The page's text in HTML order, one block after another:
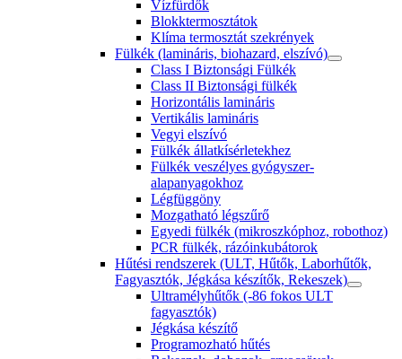
Vízfürdők
Blokktermosztátok
Klíma termosztát szekrények
Fülkék (lamináris, biohazard, elszívó)
Class I Biztonsági Fülkék
Class II Biztonsági fülkék
Horizontális lamináris
Vertikális lamináris
Vegyi elszívó
Fülkék állatkísérletekhez
Fülkék veszélyes gyógyszer-
alapanyagokhoz
Légfüggöny
Mozgatható légszűrő
Egyedi fülkék (mikroszkóphoz, robothoz)
PCR fülkék, rázóinkubátorok
Hűtési rendszerek (ULT, Hűtők, Laborhűtők,
Fagyasztók, Jégkása készítők, Rekeszek)
Ultramélyhűtők (-86 fokos ULT
fagyasztók)
Jégkása készítő
Programozható hűtés